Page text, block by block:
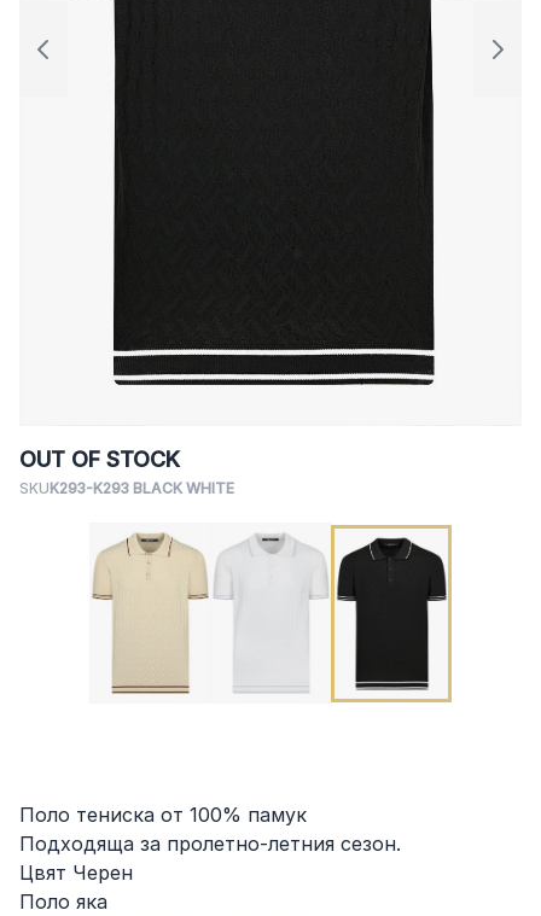
OUT OF STOCK
SKUK293-K293 BLACK WHITE
Поло тениска от 100% памук
Подходяща за пролетно-летния сезон.
Цвят Черен
Поло яка